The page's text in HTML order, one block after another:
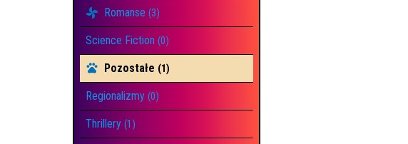
Romanse (3)
Science Fiction (0)
Pozostałe (1)
Regionalizmy (0)
Thrillery (1)